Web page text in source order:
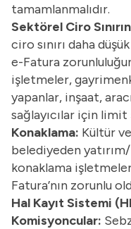
tamamlanmalıdır.
Sektörel Ciro
ciro sınırı daha
e-Fatura
işletmeler,
yapanlar, inşaat,
sağlayıcılar için limit
Konaklama: Kültür
belediyeden
konaklama
Fatura’nın zorunlu
Hal Kayıt Sistemi
Komisyoncular: